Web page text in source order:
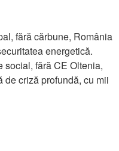
fără cărbune, România
energetică.
social, fără CE Oltenia,
de criză profundă, cu mii